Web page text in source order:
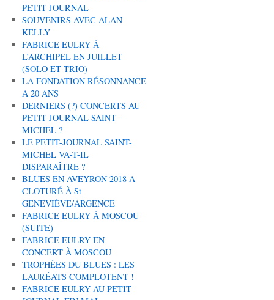
PETIT-JOURNAL
SOUVENIRS AVEC ALAN
KELLY
FABRICE EULRY À
L’ARCHIPEL EN JUILLET
(SOLO ET TRIO)
LA FONDATION RÉSONNANCE
A 20 ANS
DERNIERS (?) CONCERTS AU
PETIT-JOURNAL SAINT-
MICHEL ?
LE PETIT-JOURNAL SAINT-
MICHEL VA-T-IL
DISPARAÎTRE ?
BLUES EN AVEYRON 2018 A
CLOTURÉ À St
GENEVIÈVE/ARGENCE
FABRICE EULRY À MOSCOU
(SUITE)
FABRICE EULRY EN
CONCERT À MOSCOU
TROPHÉES DU BLUES : LES
LAURÉATS COMPLOTENT !
FABRICE EULRY AU PETIT-